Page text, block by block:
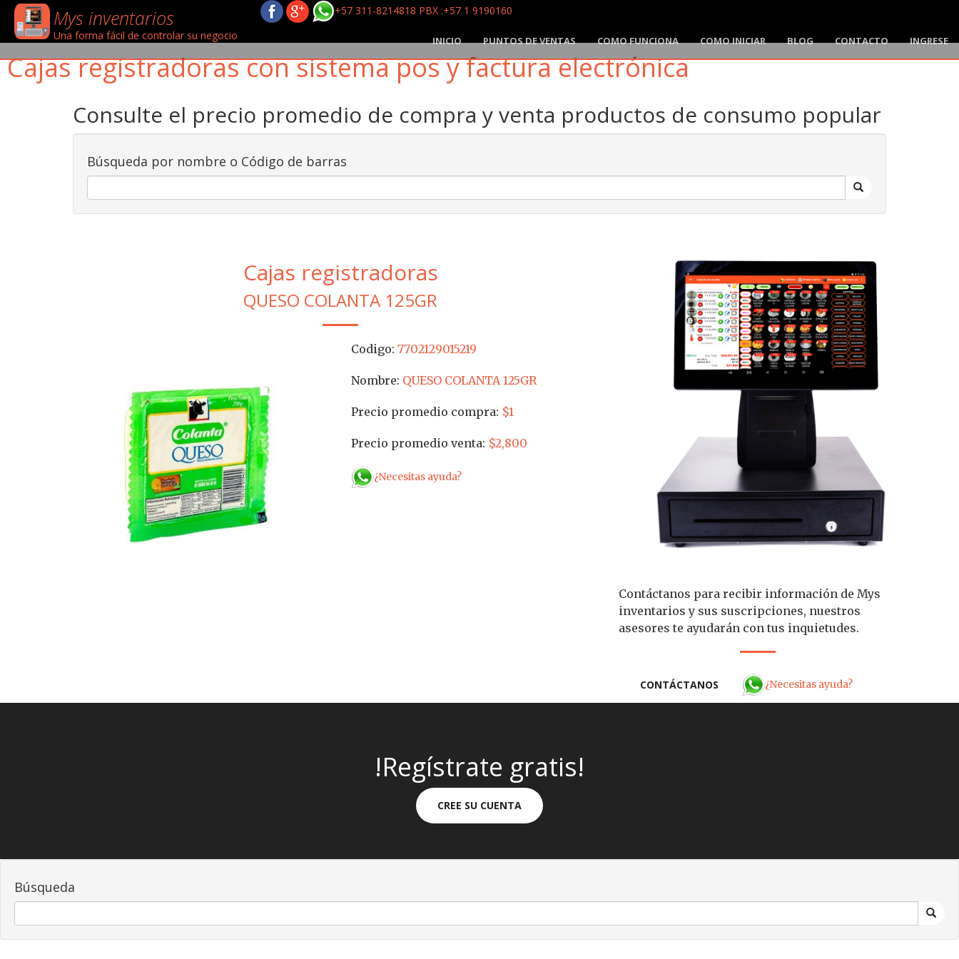
Mys inventarios
Una forma fácil de controlar su negocio
+57 311-8214818 PBX :+57 1 9190160
INICIO PUNTOS DE VENTAS COMO FUNCIONA COMO INICIAR BLOG CONTACTO INGRESE
Cajas registradoras con sistema pos y factura electrónica
Consulte el precio promedio de compra y venta productos de consumo popular
Búsqueda por nombre o Código de barras
Cajas registradoras
QUESO COLANTA 125GR
Codigo: 7702129015219
Nombre: QUESO COLANTA 125GR
Precio promedio compra: $1
Precio promedio venta: $2,800
¿Necesitas ayuda?
Contáctanos para recibir información de Mys
inventarios y sus suscripciones, nuestros
asesores te ayudarán con tus inquietudes.
CONTÁCTANOS ¿Necesitas ayuda?
!Regístrate gratis!
CREE SU CUENTA
Búsqueda